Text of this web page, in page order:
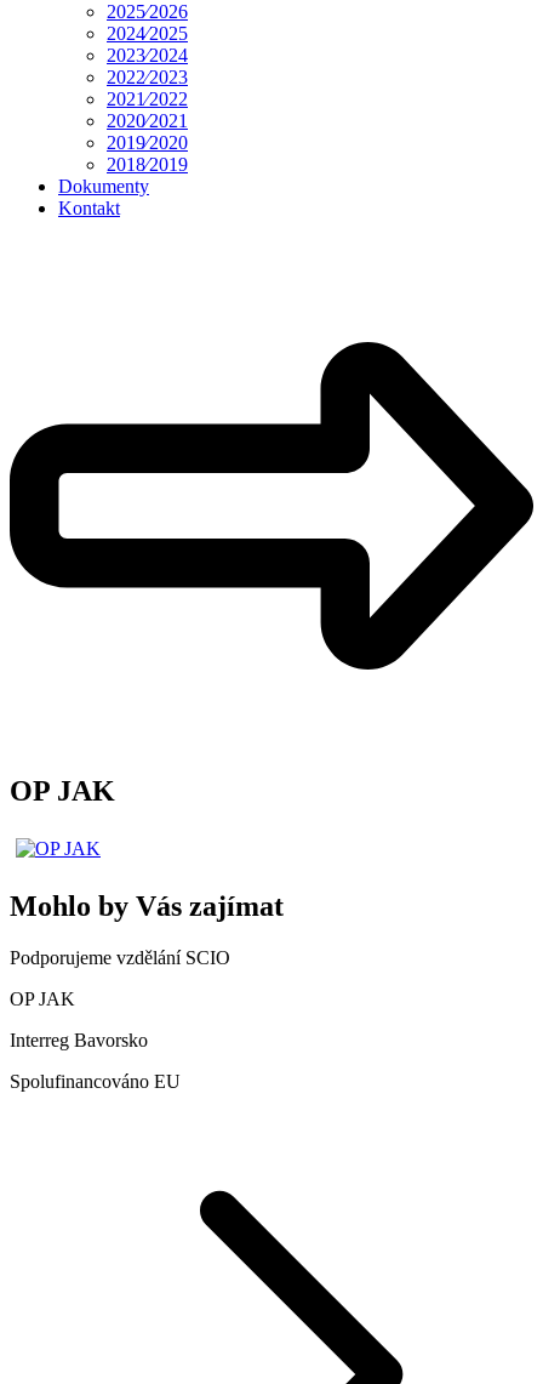
2025⁄2026
2024⁄2025
2023⁄2024
2022⁄2023
2021⁄2022
2020⁄2021
2019⁄2020
2018⁄2019
Dokumenty
Kontakt
OP JAK
Mohlo by Vás zajímat
Podporujeme vzdělání SCIO
OP JAK
Interreg Bavorsko
Spolufinancováno EU